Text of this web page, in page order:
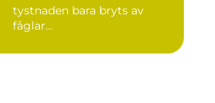
tystnaden bara bryts av
fåglar...